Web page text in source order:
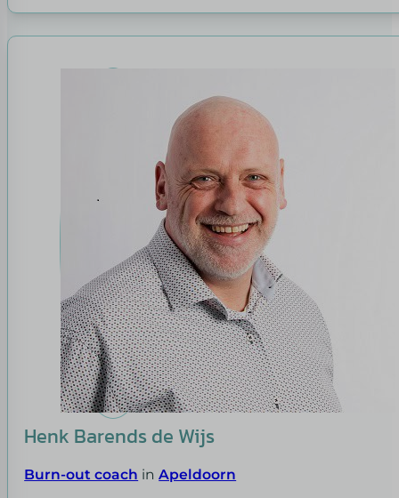
Henk Barends de Wijs
Burn-out coach inApeldoorn